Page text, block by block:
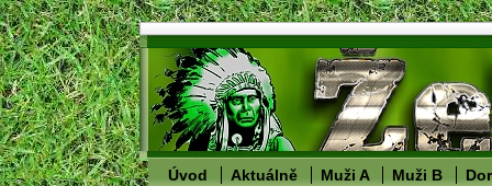
Úvod Aktuálně Muži A Muži B